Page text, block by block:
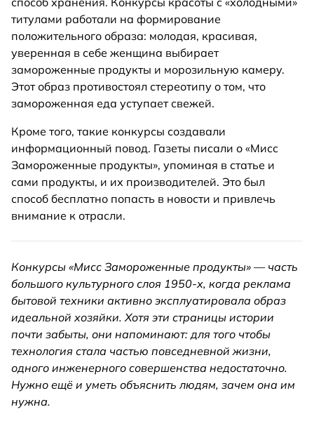
титулами работали на формирование
положительного образа: молодая, красивая,
уверенная в себе женщина выбирает
замороженные продукты и морозильную камеру.
Этот образ противостоял стереотипу о том, что
замороженная еда уступает свежей.
Кроме того, такие конкурсы создавали
информационный повод. Газеты писали о «Мисс
Замороженные продукты», упоминая в статье и
сами продукты, и их производителей. Это был
способ бесплатно попасть в новости и привлечь
внимание к отрасли.
Конкурсы «Мисс Замороженные продукты» — часть
большого культурного слоя 1950‑х, когда реклама
бытовой техники активно эксплуатировала образ
идеальной хозяйки. Хотя эти страницы истории
почти забыты, они напоминают: для того чтобы
технология стала частью повседневной жизни,
одного инженерного совершенства недостаточно.
Нужно ещё и уметь объяснить людям, зачем она им
нужна.